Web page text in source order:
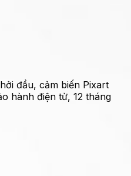
đầu, cảm biến Pixart
hành điện tử, 12 tháng